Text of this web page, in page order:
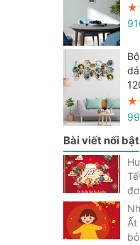
Bài viết nối bật
Ất